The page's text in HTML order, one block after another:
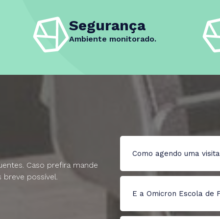
Segurança
Ambiente monitorado.
Caso prefira mande
possível.
Como agendo uma
Você pode agendar por
E a Omicron Escola de